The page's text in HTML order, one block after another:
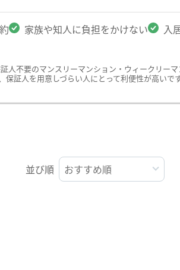
家族や知人に負担をかけない 入
不要のマンスリーマンション・ウィークリー
証人を用意しづらい人にとって利便性が高い
並び順